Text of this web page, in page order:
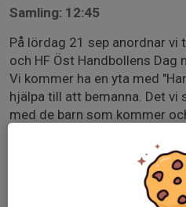
Samling: 12:45
På lördag 21 sep anordnar
och HF Öst Handbollens
Vi kommer ha en yta med
hjälpa till att bemanna. Det vi
med de barn som kommer
ni charma barnen så att vi får
Det är två pass vi ska